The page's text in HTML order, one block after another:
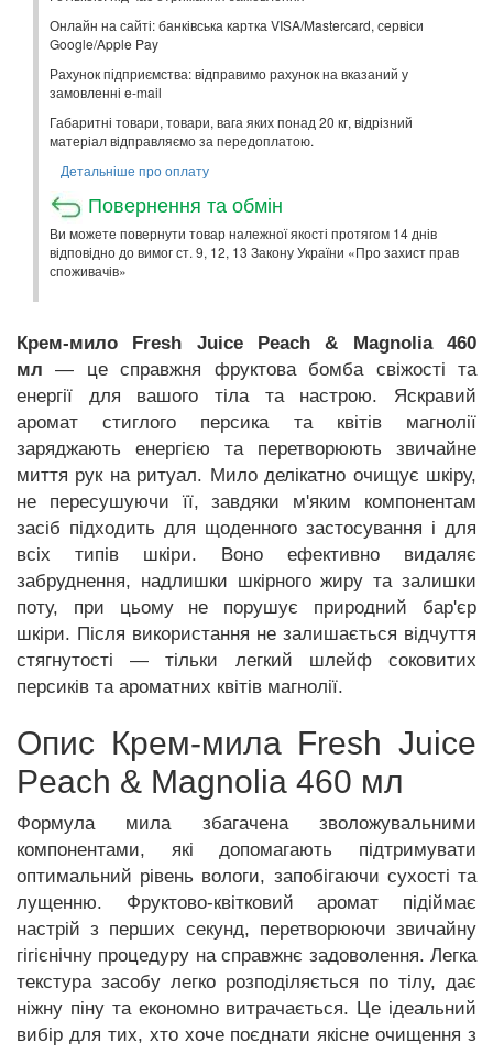
Онлайн на сайті: банківська картка VISA/Mastercard, сервіси
Google/Apple Pay
Рахунок підприємства: відправимо рахунок на вказаний у
замовленні e-mail
Габаритні товари, товари, вага яких понад 20 кг, відрізний
матеріал відправляємо за передоплатою.
Детальніше про оплату
Повернення та обмін
Ви можете повернути товар належної якості протягом 14 днів
відповідно до вимог ст. 9, 12, 13 Закону України «Про захист прав
споживачів»
Крем-мило Fresh Juice Peach & Magnolia 460
мл — це справжня фруктова бомба свіжості та
енергії для вашого тіла та настрою. Яскравий
аромат стиглого персика та квітів магнолії
заряджають енергією та перетворюють звичайне
миття рук на ритуал. Мило делікатно очищує шкіру,
не пересушуючи її, завдяки м'яким компонентам
засіб підходить для щоденного застосування і для
всіх типів шкіри. Воно ефективно видаляє
забруднення, надлишки шкірного жиру та залишки
поту, при цьому не порушує природний бар'єр
шкіри. Після використання не залишається відчуття
стягнутості — тільки легкий шлейф соковитих
персиків та ароматних квітів магнолії.
Опис Крем-мила Fresh Juice
Peach & Magnolia 460 мл
Формула мила збагачена зволожувальними
компонентами, які допомагають підтримувати
оптимальний рівень вологи, запобігаючи сухості та
лущенню. Фруктово-квітковий аромат підіймає
настрій з перших секунд, перетворюючи звичайну
гігієнічну процедуру на справжнє задоволення. Легка
текстура засобу легко розподіляється по тілу, дає
ніжну піну та економно витрачається. Це ідеальний
вибір для тих, хто хоче поєднати якісне очищення з